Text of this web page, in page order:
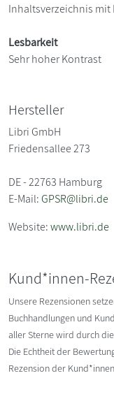
Inhaltsverzeichnis mit
Lesbarkeit
Sehr hoher Kontrast
Hersteller
Libri GmbH
Friedensallee 273
DE - 22763 Hamburg
E-Mail:GPSR@libri.de
Website:www.libri.de
Kund*innen-
Unsere Rezensionen
Buchhandlungen und
aller Sterne wird durch
Die Echtheit der
Rezension der